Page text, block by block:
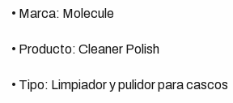
• Marca: Molecule
• Producto: Cleaner Polish
• Tipo: Limpiador y pulidor para cascos